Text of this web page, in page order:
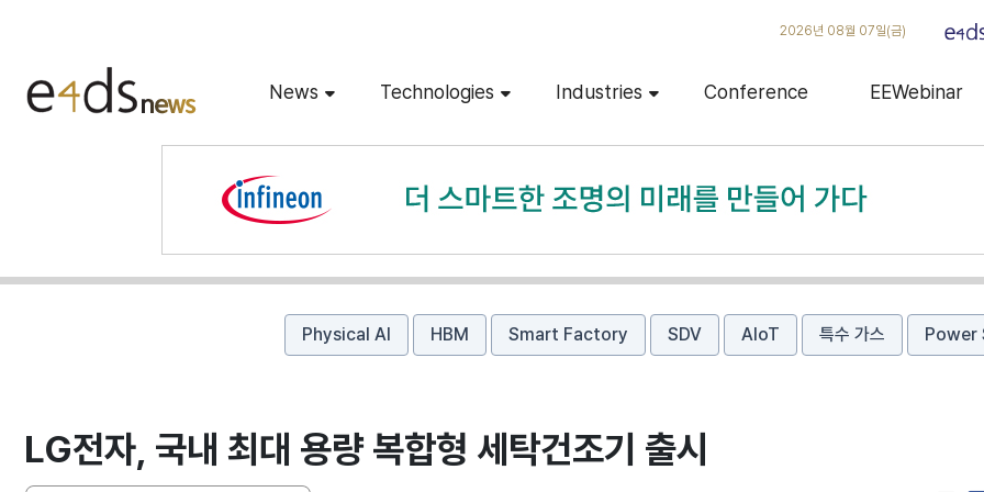
2026년 08월 07일(금)
News Technologies Industries Conference EEWebinar
Physical AI HBM Smart Factory SDV AIoT 특수 가스 Power
LG전자, 국내 최대 용량 복합형 세탁건조기 출시